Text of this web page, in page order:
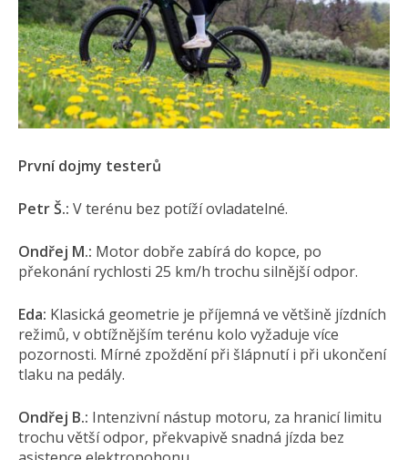
První dojmy testerů
Petr Š.: V terénu bez potíží ovladatelné.
Ondřej M.: Motor dobře zabírá do kopce, po
překonání rychlosti 25 km/h trochu silnější odpor.
Eda: Klasická geometrie je příjemná ve většině jízdních
režimů, v obtížnějším terénu kolo vyžaduje více
pozornosti. Mírné zpoždění při šlápnutí i při ukončení
tlaku na pedály.
Ondřej B.: Intenzivní nástup motoru, za hranicí limitu
trochu větší odpor, překvapivě snadná jízda bez